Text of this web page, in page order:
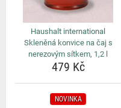
Haushalt international
Skleněná konvice na čaj s
nerezovým sítkem, 1,2 l
479 Kč
NOVINKA